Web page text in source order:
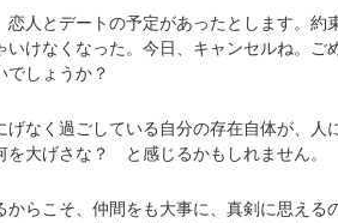
人とデートの予定があったとします。約
けなくなった。今日、キャンセルね。ご
でしょうか？
なく過ごしている自分の存在自体が、人
大げさな？ と感じるかもしれません。
らこそ、仲間をも大事に、真剣に思える